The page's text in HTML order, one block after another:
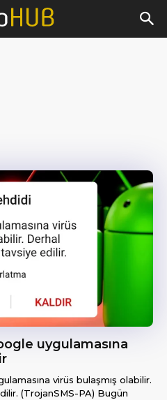
uygulamasına
virüs bulaşmış olabilir.
PA) Bugün